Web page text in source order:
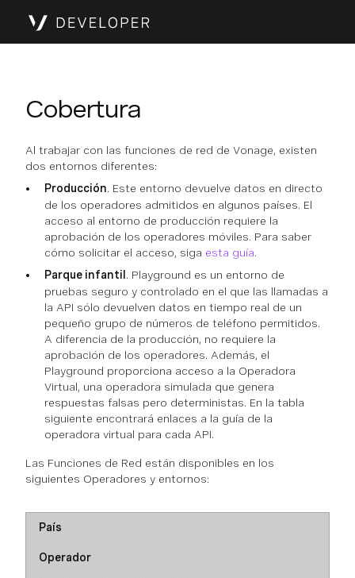
Cobertura
Al trabajar con las funciones de red de Vonage, existen
dos entornos diferentes:
Producción. Este entorno devuelve datos en directo
de los operadores admitidos en algunos países. El
acceso al entorno de producción requiere la
aprobación de los operadores móviles. Para saber
cómo solicitar el acceso, siga esta guía.
Parque infantil . Playground es un entorno de
pruebas seguro y controlado en el que las llamadas a
la API sólo devuelven datos en tiempo real de un
pequeño grupo de números de teléfono permitidos.
A diferencia de la producción, no requiere la
aprobación de los operadores. Además, el
Playground proporciona acceso a la Operadora
Virtual, una operadora simulada que genera
respuestas falsas pero deterministas. En la tabla
siguiente encontrará enlaces a la guía de la
operadora virtual para cada API.
Las Funciones de Red están disponibles en los
siguientes Operadores y entornos:
País
Operador